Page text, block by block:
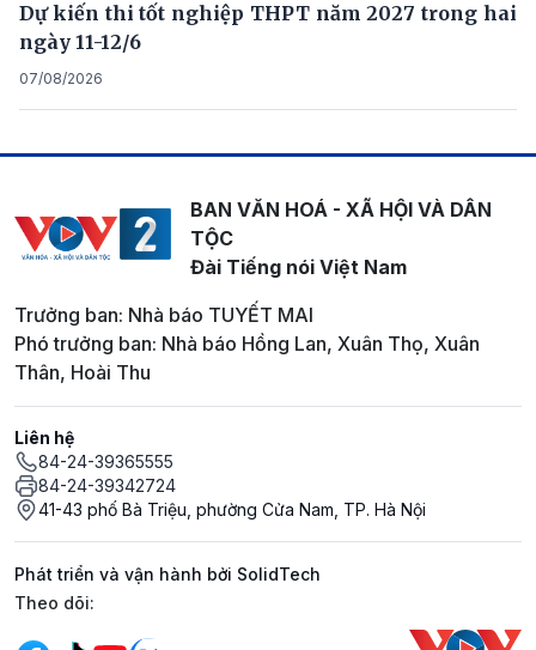
Dự kiến thi tốt nghiệp THPT năm 2027 trong hai
ngày 11-12/6
07/08/2026
BAN VĂN HOÁ - XÃ HỘI VÀ DÂN
TỘC
Đài Tiếng nói Việt Nam
Trưởng ban: Nhà báo TUYẾT MAI
Phó trưởng ban: Nhà báo Hồng Lan, Xuân Thọ, Xuân
Thân, Hoài Thu
Liên hệ
84-24-39365555
84-24-39342724
41-43 phố Bà Triệu, phường Cửa Nam, TP. Hà Nội
Phát triển và vận hành bởi SolidTech
Mạng xã hội
Theo dõi: